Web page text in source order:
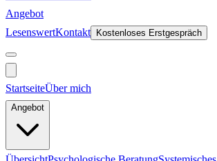
Angebot
LesenswertKontakt Kostenloses Erstgespräch
StartseiteÜber mich
Angebot